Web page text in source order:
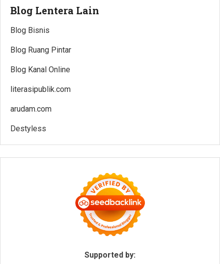
Blog Lentera Lain
Blog Bisnis
Blog Ruang Pintar
Blog Kanal Online
literasipublik.com
arudam.com
Destyless
Supported by: